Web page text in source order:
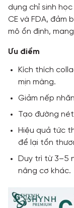
dụng chỉ sinh
CE và FDA, đảm
mô ổn định,
Ưu điểm
Kích thích
mịn màng.
Giảm nếp
Tạo đường
Hiệu quả tức
để lại tổn
Duy trì từ 3–5
nâng cơ khác.